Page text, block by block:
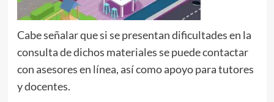
Cabe señalar que si se presentan dificultades en la
consulta de dichos materiales se puede contactar
con asesores en línea, así como apoyo para tutores
y docentes.